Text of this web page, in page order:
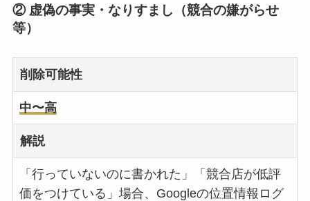
② 虚偽の事実・なりすまし（競合の嫌がらせ
等）
削除可能性
中〜高
解説
「行っていないのに書かれた」「競合店が低評
価をつけている」場合、Googleの位置情報ログ